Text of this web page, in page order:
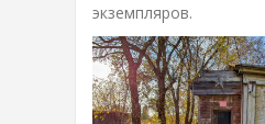
экземпляров.